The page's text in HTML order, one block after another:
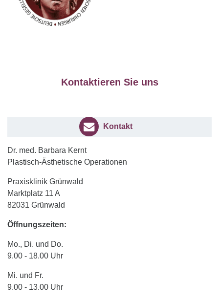
Kontaktieren Sie uns
Kontakt
Dr. med. Barbara Kernt
Plastisch-Ästhetische Operationen
Praxisklinik Grünwald
Marktplatz 11 A
82031 Grünwald
Öffnungszeiten:
Mo., Di. und Do.
9.00 - 18.00 Uhr
Mi. und Fr.
9.00 - 13.00 Uhr